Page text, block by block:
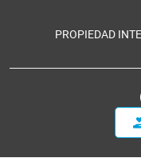
PROPIEDAD